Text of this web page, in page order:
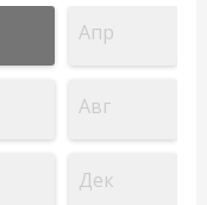
Апр
Авг
Дек